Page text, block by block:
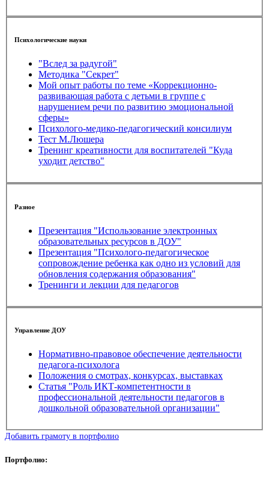
Психологические науки
"Вслед за радугой"
Методика "Секрет"
Мой опыт работы по теме «Коррекционно-
развивающая работа с детьми в группе с
нарушением речи по развитию эмоциональной
сферы»
Психолого-медико-педагогический консилиум
Тест М.Люшера
Тренинг креативности для воспитателей "Куда
уходит детство"
Разное
Презентация "Использование электронных
образовательных ресурсов в ДОУ"
Презентация "Психолого-педагогическое
сопровождение ребенка как одно из условий для
обновления содержания образования"
Тренинги и лекции для педагогов
Управление ДОУ
Нормативно-правовое обеспечение деятельности
педагога-психолога
Положения о смотрах, конкурсах, выставках
Статья "Роль ИКТ-компетентности в
профессиональной деятельности педагогов в
дошкольной образовательной организации"
Добавить грамоту в портфолио
Портфолио: